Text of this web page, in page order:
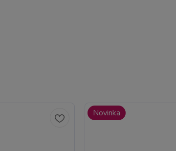
Novinka